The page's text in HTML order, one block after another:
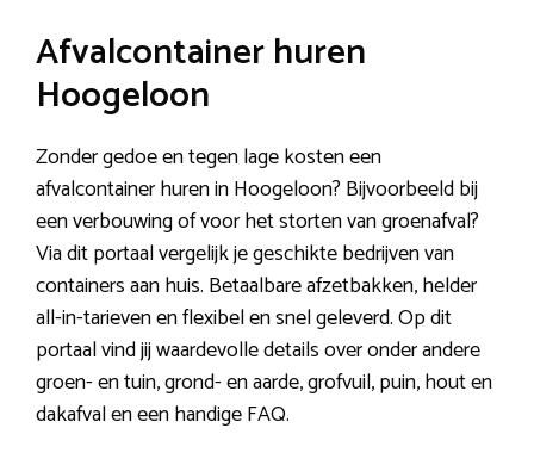
Afvalcontainer huren
Hoogeloon
Zonder gedoe en tegen lage kosten een
afvalcontainer huren in Hoogeloon? Bijvoorbeeld bij
een verbouwing of voor het storten van groenafval?
Via dit portaal vergelijk je geschikte bedrijven van
containers aan huis. Betaalbare afzetbakken, helder
all-in-tarieven en flexibel en snel geleverd. Op dit
portaal vind jij waardevolle details over onder andere
groen- en tuin, grond- en aarde, grofvuil, puin, hout en
dakafval en een handige FAQ.